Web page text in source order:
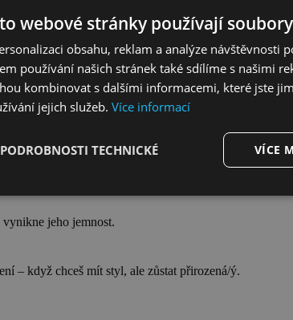
jeho jemnost.
– když chceš mít styl, ale zůstat přirozená/ý.
webové stránky používají
obsahu, reklam a analýze návštěvnosti
používání našich stránek také sdílíme s našimi
kombinovat s dalšími informacemi, které jste
jejich služeb. Více informací
VÍCE
PODROBNOSTI TECHNICKÉ